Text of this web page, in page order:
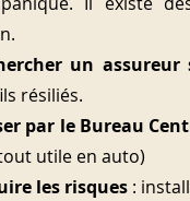
un assureur
résiliés.
par le Bureau
utile en auto)
les risques :